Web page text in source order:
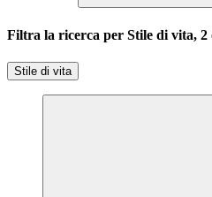
Filtra la ricerca per Stile di vita,
Stile di vita